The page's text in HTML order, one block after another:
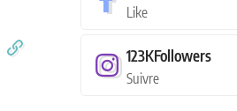
Like
123KFollowers
Suivre